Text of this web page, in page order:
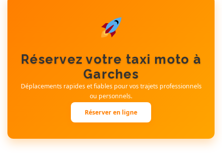
Réservez votre taxi moto à
Garches
Déplacements rapides et fiables pour vos trajets professionnels
ou personnels.
Réserver en ligne